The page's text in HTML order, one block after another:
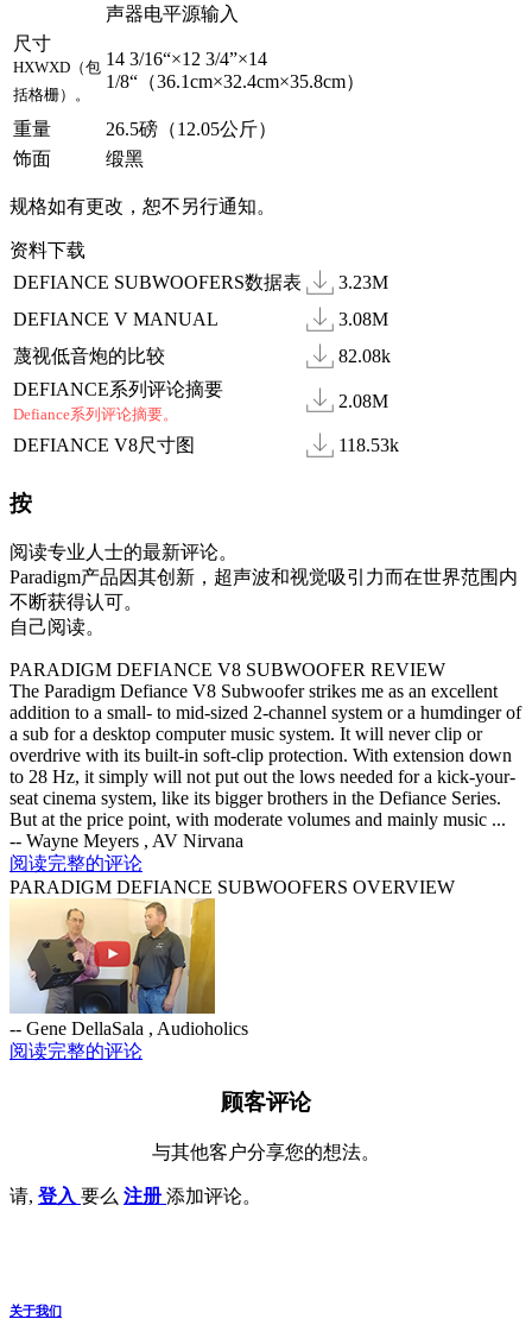
声器电平源输入
尺寸
HXWXD（包
括格栅）。
14 3/16“×12 3/4”×14
1/8“（36.1cm×32.4cm×35.8cm）
重量
26.5磅（12.05公斤）
饰面
缎黑
规格如有更改，恕不另行通知。
资料下载
DEFIANCE SUBWOOFERS数据表
3.23M
DEFIANCE V MANUAL
3.08M
蔑视低音炮的比较
82.08k
DEFIANCE系列评论摘要
Defiance系列评论摘要。
2.08M
DEFIANCE V8尺寸图 118.53k
按
阅读专业人士的最新评论。
Paradigm产品因其创新，超声波和视觉吸引力而在世界范围内
不断获得认可。
自己阅读。
PARADIGM DEFIANCE V8 SUBWOOFER REVIEW
The Paradigm Defiance V8 Subwoofer strikes me as an excellent
addition to a small- to mid-sized 2-channel system or a humdinger of
a sub for a desktop computer music system. It will never clip or
overdrive with its built-in soft-clip protection. With extension down
to 28 Hz, it simply will not put out the lows needed for a kick-your-
seat cinema system, like its bigger brothers in the Defiance Series.
But at the price point, with moderate volumes and mainly music ...
-- Wayne Meyers , AV Nirvana
阅读完整的评论
PARADIGM DEFIANCE SUBWOOFERS OVERVIEW
-- Gene DellaSala , Audioholics
阅读完整的评论
顾客评论
与其他客户分享您的想法。
请, 登入 要么 注册 添加评论。
关于我们